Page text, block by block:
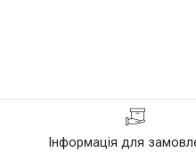
Інформація для